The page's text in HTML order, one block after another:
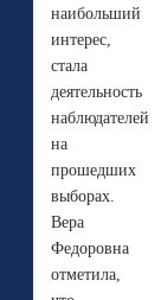
наибольший
интерес,
стала
деятельность
наблюдателей
на
прошедших
выборах.
Вера
Федоровна
отметила,